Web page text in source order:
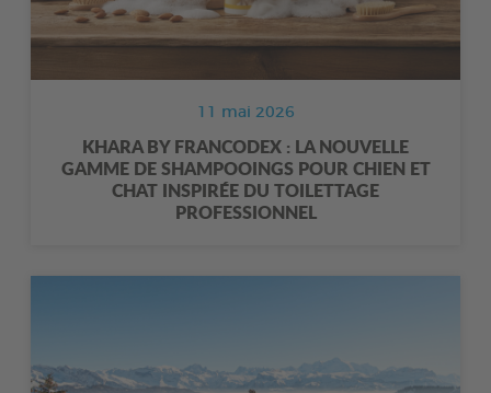
11 mai 2026
KHARA BY FRANCODEX : LA NOUVELLE
GAMME DE SHAMPOOINGS POUR CHIEN ET
CHAT INSPIRÉE DU TOILETTAGE
PROFESSIONNEL